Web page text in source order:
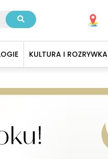
KULTURA I ROZRYWKA